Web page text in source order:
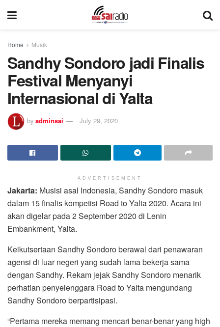
Home Musik
Sandhy Sondoro jadi Finalis
Festival Menyanyi
Internasional di Yalta
by adminsai July 29, 2020
ADVERTISEMENT
Jakarta: Musisi asal Indonesia, Sandhy Sondoro masuk
dalam 15 finalis kompetisi Road to Yalta 2020. Acara ini
akan digelar pada 2 September 2020 di Lenin
Embankment, Yalta.
Keikutsertaan Sandhy Sondoro berawal dari penawaran
agensi di luar negeri yang sudah lama bekerja sama
dengan Sandhy. Rekam jejak Sandhy Sondoro menarik
perhatian penyelenggara Road to Yalta mengundang
Sandhy Sondoro berpartisipasi.
“Pertama mereka memang mencari benar-benar yang high